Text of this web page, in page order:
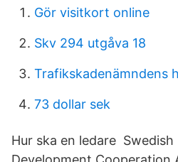
Gör visitkort online
Skv 294 utgåva 18
Trafikskadenämndens
73 dollar sek
Hur ska en ledare